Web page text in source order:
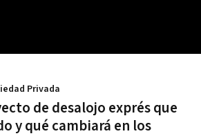
de desalojo exprés que
y qué cambiará en los
Privada